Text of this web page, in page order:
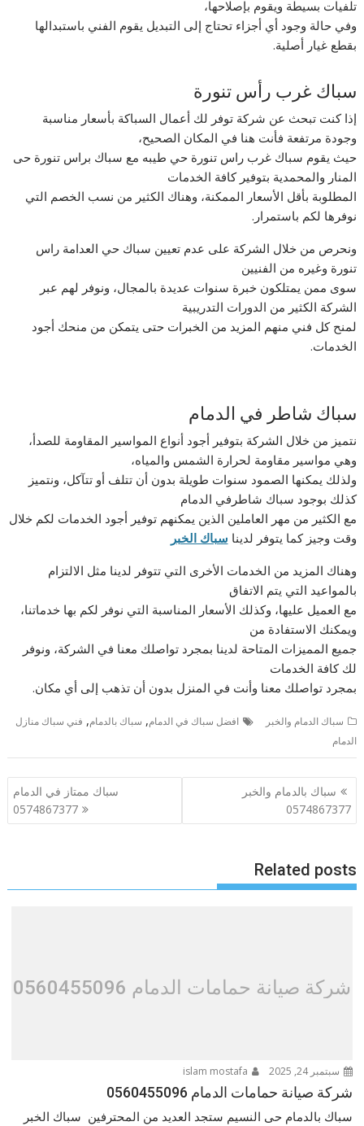
تلفيات بسيطة ويقوم بإصلاحها،
وفي حالة وجود أي أجزاء تحتاج إلى التبديل يقوم الفني باستبدالها
بقطع غيار أصلية.
سباك غرب رأس تنورة
إذا كنت تبحث عن شركة توفر لك أعمال السباكة بأسعار مناسبة
وجودة مرتفعة فأنت هنا في المكان الصحيح،
حيث يقوم سباك غرب راس تنورة حي طيبه مع سباك براس تنورة حى
المنار والمحمدية بتوفير كافة الخدمات
المطلوبة بأقل الأسعار الممكنة، وهناك الكثير من نسب الخصم التي
نوفرها لكم باستمرار.
ونحرص من خلال الشركة على عدم تعيين سباك حي العدامة راس
تنورة وغيره من الفنيين
سوى ممن يمتلكون خبرة سنوات عديدة بالمجال، ونوفر لهم عبر
الشركة الكثير من الدورات التدريبية
لمنح كل فني منهم المزيد من الخبرات حتى يتمكن من منحك أجود
الخدمات.
سباك شاطر في الدمام
نتميز من خلال الشركة بتوفير أجود أنواع المواسير المقاومة للصدأ،
وهي مواسير مقاومة لحرارة الشمس والمياه،
ولذلك يمكنها الصمود سنوات طويلة بدون أن تتلف أو تتآكل، ونتميز
كذلك بوجود سباك شاطرفي الدمام
مع الكثير من مهر العاملين الذين يمكنهم توفير أجود الخدمات لكم خلال
وقت وجيز كما يتوفر لدينا سباك الخبر
وهناك المزيد من الخدمات الأخرى التي تتوفر لدينا مثل الالتزام
بالمواعيد التي يتم الاتفاق
مع العميل عليها، وكذلك الأسعار المناسبة التي نوفر لكم بها خدماتنا،
ويمكنك الاستفادة من
جميع المميزات المتاحة لدينا بمجرد تواصلك معنا في الشركة، ونوفر
لك كافة الخدمات
بمجرد تواصلك معنا وأنت في المنزل بدون أن تذهب إلى أي مكان.
سباك الدمام والخبر افضل سباك في الدمام, سباك بالدمام, فني سباك منازل
الدمام
تصفّح
المقالات
سباك بالدمام والخبر
0574867377
سباك ممتاز في الدمام
0574867377
Related posts
شركة صيانة حمامات الدمام 0560455096
سبتمبر 24, 2025
شركة صيانة حمامات الدمام 0560455096
سباك بالدمام حى النسيم ستجد العديد من المحترفين سباك الخبر